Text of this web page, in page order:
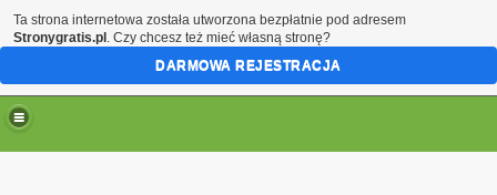
Ta strona internetowa została utworzona bezpłatnie pod adresem
Stronygratis.pl . Czy chcesz też mieć własną stronę?
DARMOWA REJESTRACJA